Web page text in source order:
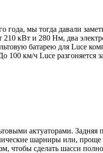
мы тогда давали
кВт и 280 Нм, два
батарею для Luce
км/ч Luce разгоняется
актуаторами. Задняя
шарниры или,
чтобы сделать шасси